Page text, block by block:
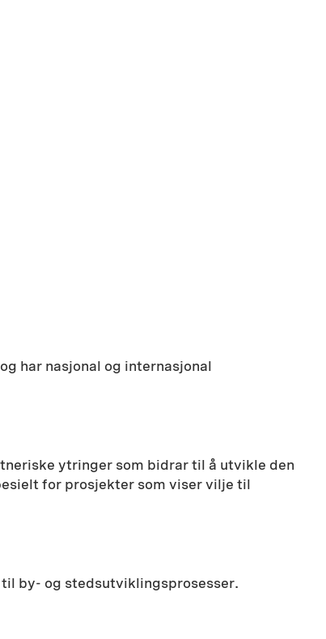
har nasjonal og internasjonal
ytringer som bidrar til å utvikle den
for prosjekter som viser vilje til
by- og stedsutviklingsprosesser.